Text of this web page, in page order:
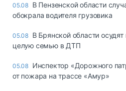
05.08 В Пензенской области
обокрала водителя грузовика
05.08 В Брянской области
целую семью в ДТП
05.08 Инспектор «Дорожного
от пожара на трассе «Амур»